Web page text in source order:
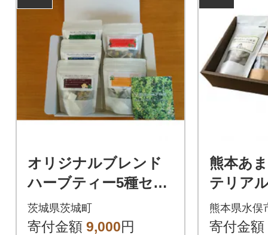
オリジナルブレンド
ハーブティー5種セッ
ト
茨城県茨城町
寄付金額 9,000円
熊本あ
テリア
ィーセ
ト
熊本県水俣
寄付金額